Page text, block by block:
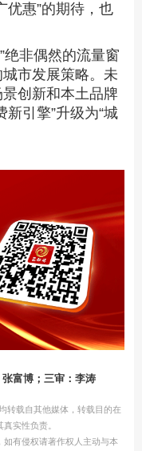
优惠”的期待，也
绝非偶然的流量窗
市发展策略。未
创新和本土品牌
引擎”升级为“城
富博；三审：李涛
转载自其他媒体，转载目的在
实性负责。
有侵权请著作权人主动与本